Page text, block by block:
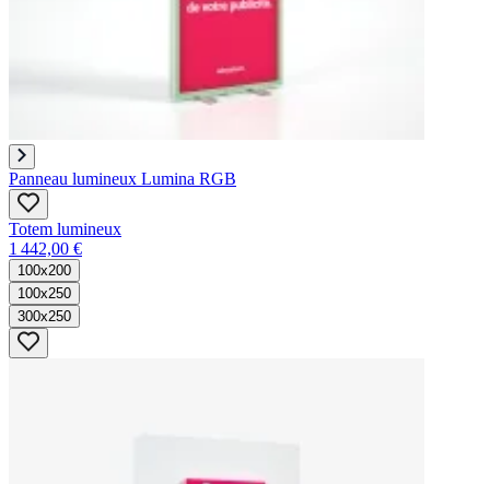
Panneau lumineux Lumina RGB
Totem lumineux
1 442,00 €
100x200
100x250
300x250